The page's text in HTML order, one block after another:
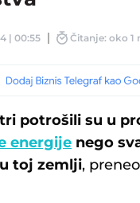
| 00:55 Čitanje: oko 1
potrošili su u
energije nego
toj zemlji,